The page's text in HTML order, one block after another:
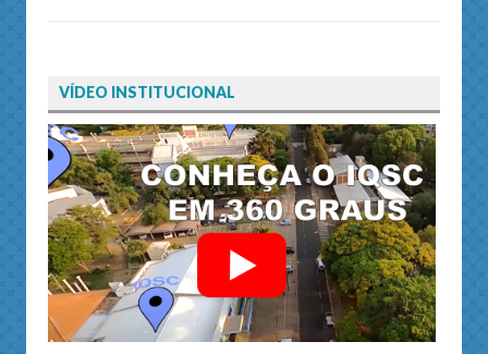
VÍDEO INSTITUCIONAL